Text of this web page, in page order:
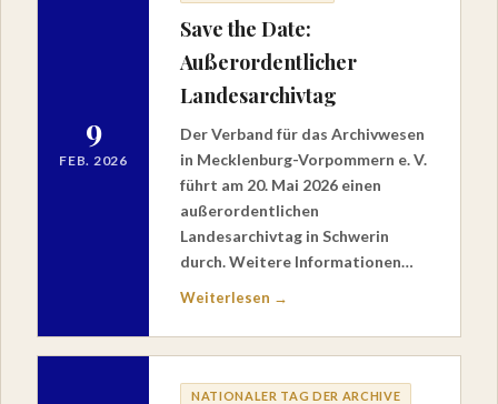
9
FEB. 2026
Save the Date:
Außerordentlicher
Landesarchivtag
Der Verband für das Archivwesen
in Mecklenburg-Vorpommern e. V.
führt am 20. Mai 2026 einen
außerordentlichen
Landesarchivtag in Schwerin
durch. Weitere Informationen…
Weiterlesen →
NATIONALER TAG DER ARCHIVE